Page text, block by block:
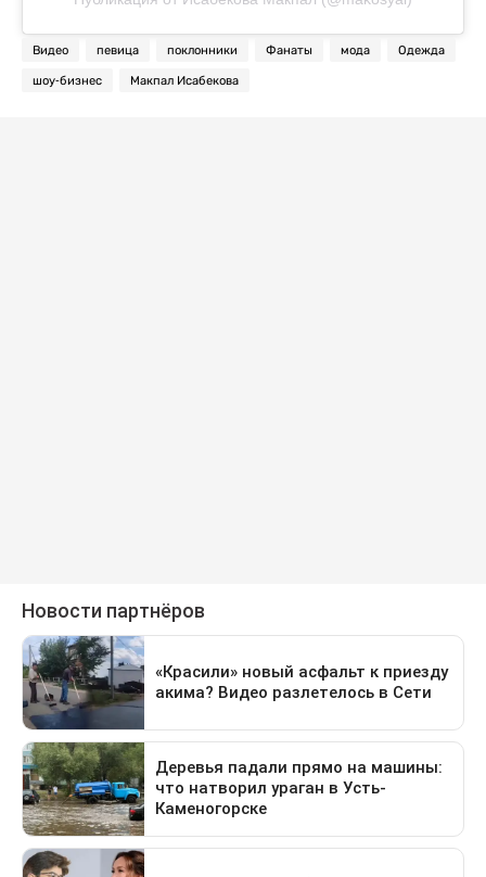
Видео певица поклонники Фанаты мода Одежда
шоу-бизнес Макпал Исабекова